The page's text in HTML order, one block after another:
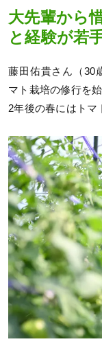
大先輩から
と経験が若
藤田佑貴さん（30
マト栽培の修行を
2年後の春にはトマ